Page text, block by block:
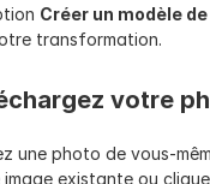
Créer un modèle
transformation.
votre
une photo de vous-